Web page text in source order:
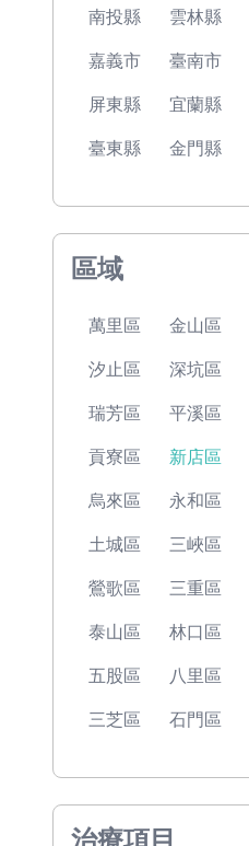
南投縣 雲林縣
嘉義市 臺南市
屏東縣 宜蘭縣
臺東縣 金門縣
區域
萬里區 金山區
汐止區 深坑區
瑞芳區 平溪區
貢寮區 新店區
烏來區 永和區
土城區 三峽區
鶯歌區 三重區
泰山區 林口區
五股區 八里區
三芝區 石門區
治療項目